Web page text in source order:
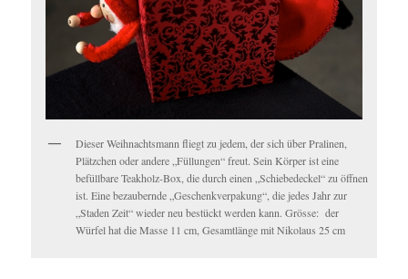
Dieser Weihnachtsmann fliegt zu jedem, der sich über Pralinen,
Plätzchen oder andere „Füllungen“ freut. Sein Körper ist eine
befüllbare Teakholz-Box, die durch einen „Schiebedeckel“ zu öffnen
ist. Eine bezaubernde „Geschenkverpakung“, die jedes Jahr zur
„Staden Zeit“ wieder neu bestückt werden kann. Grösse: der
Würfel hat die Masse 11 cm, Gesamtlänge mit Nikolaus 25 cm